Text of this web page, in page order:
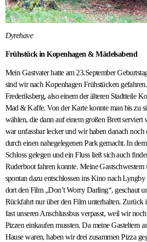
Dyrehave
Frühstück in Kopenhagen & Mädelsabend
Mein Gastvater hatte am 23.September
sind wir nach Kopenhagen Frühstücken
Frederiksberg, also einem der älteren Stadtteile
Mad & Kaffe. Von der Karte konnte man bis zu
wählen, die dann auf einem großen Brett serviert
war unfassbar lecker und wir haben danach noch
durch einen nahegelegenen Park gemacht. In
Schloss gelegen und ein Fluss ließ sich auch
Ruderboot fahren konnte. Meine Gastschwestern
spontan dazu entschlossen ins Kino nach
dort den Film „Don’t Worry Darling“, geschaut
Rückfahrt nur über den Film unterhalten. Zurück
fast unseren Anschlussbus verpasst, weil wir
Pizzen einkaufen mussten. Da meine Gasteltern
Hause waren, haben wir drei zusammen Pizza